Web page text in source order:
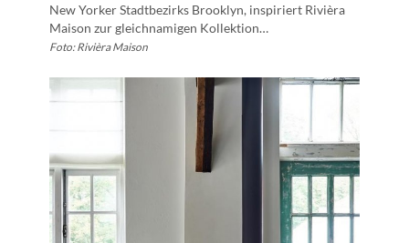
New Yorker Stadtbezirks Brooklyn, inspiriert Rivièra
Maison zur gleichnamigen Kollektion…
Foto: Rivièra Maison